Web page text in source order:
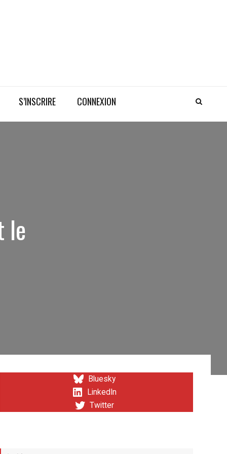
S’INSCRIRE CONNEXION
le
Bluesky
LinkedIn
Twitter